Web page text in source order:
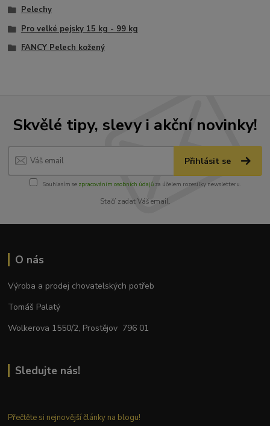
Pelechy
Pro velké pejsky 15 kg - 99 kg
FANCY Pelech kožený
Skvělé tipy, slevy i akční novinky!
Přihlásit se
Souhlasím se zpracováním osobních údajůza účelem rozesílky newsletteru.
Stačí zadat Váš email.
O nás
Výroba a prodej chovatelských potřeb
Tomáš Palatý
Wolkerova 1550/2, Prostějov 796 01
Sledujte nás!
Přečtěte si nejnovější články na blogu!